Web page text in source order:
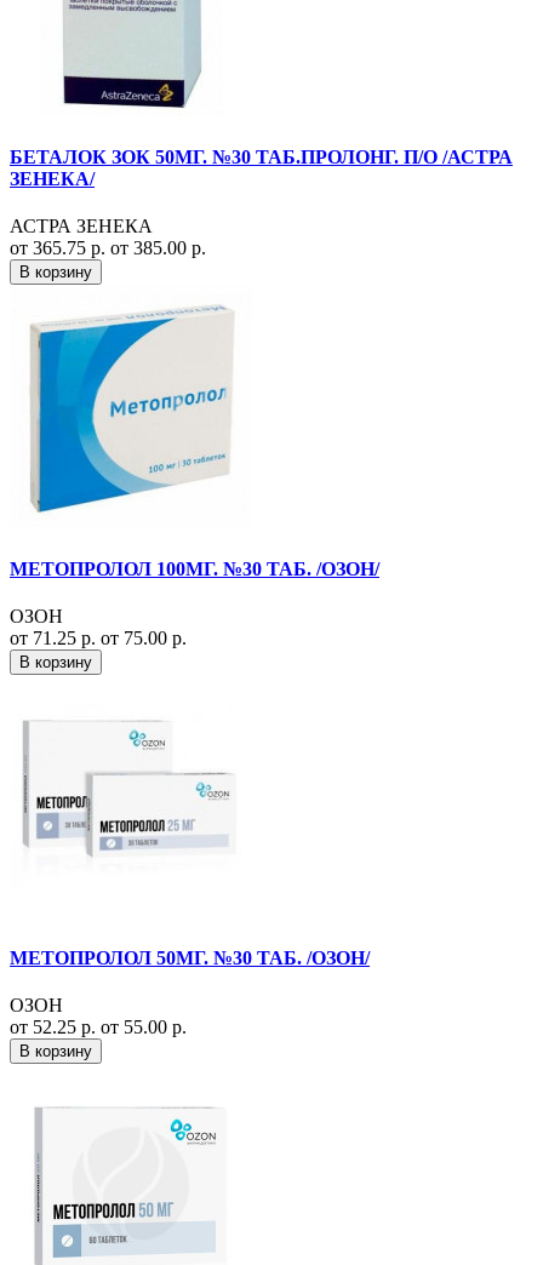
БЕТАЛОК ЗОК 50МГ. №30 ТАБ.ПРОЛОНГ. П/О /АСТРА
ЗЕНЕКА/
АСТРА ЗЕНЕКА
от 365.75 р. от 385.00 р.
В корзину
МЕТОПРОЛОЛ 100МГ. №30 ТАБ. /ОЗОН/
ОЗОН
от 71.25 р. от 75.00 р.
В корзину
МЕТОПРОЛОЛ 50МГ. №30 ТАБ. /ОЗОН/
ОЗОН
от 52.25 р. от 55.00 р.
В корзину